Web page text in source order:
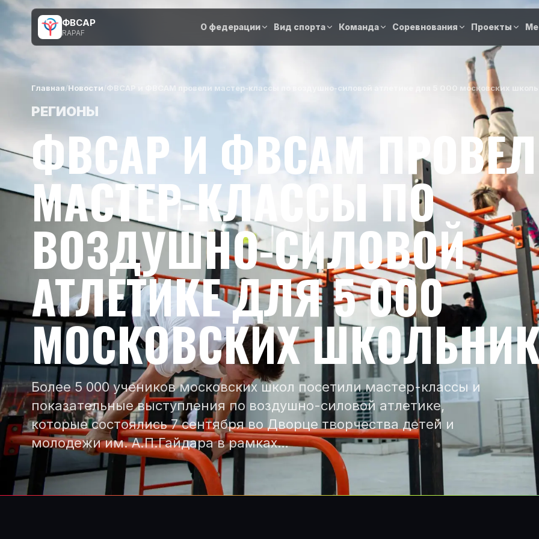
ФВСАР
RAPAF
О федерации Вид спорта Команда Соревнования Проекты
Главная /Новости ФВСАР и ФВСАМ провели мастер-классы по воздушно-силовой атлетике для 5 000 московских
РЕГИОНЫ
ФВСАР И ФВСАМ
МАСТЕР-КЛАССЫ ПО
ВОЗДУШНО-СИЛОВОЙ
АТЛЕТИКЕ ДЛЯ 5 000
МОСКОВСКИХ
Более 5 000 учеников московских школ посетили мастер-классы и
показательные выступления по воздушно-силовой атлетике,
которые состоялись 7 сентября во Дворце творчества детей и
молодежи им. А.П.Гайдара в рамках…